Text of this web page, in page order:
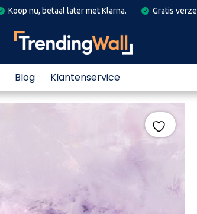
Koop nu, betaal later met Klarna. Gratis
Blog Klantenservice